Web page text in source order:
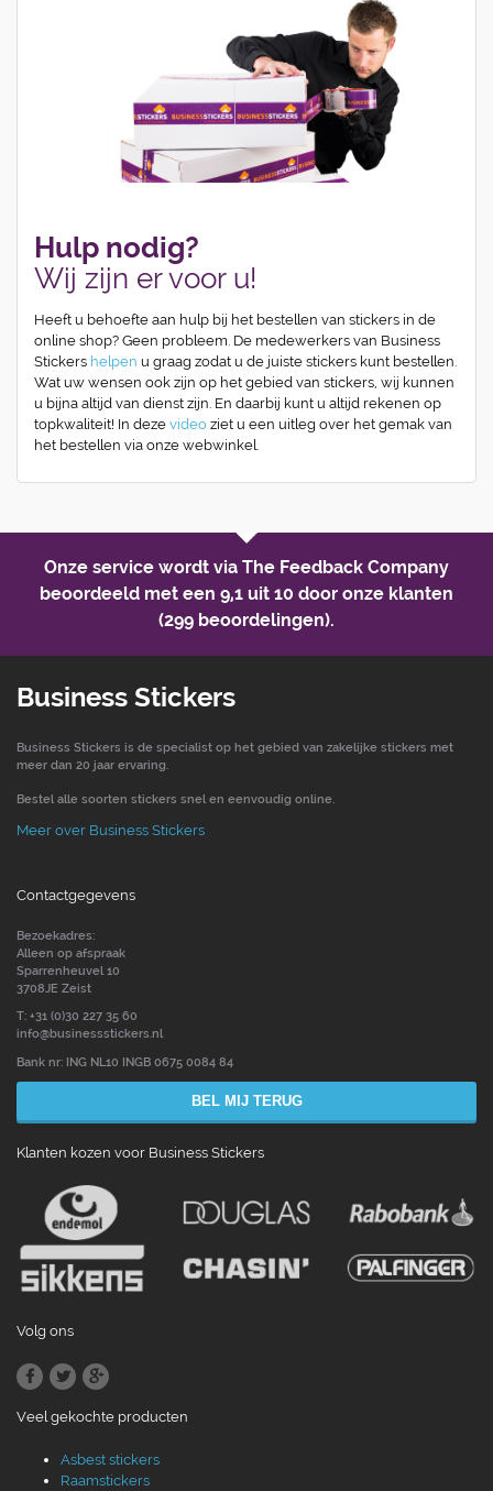
Hulp nodig?
Wij zijn er voor u!
Heeft u behoefte aan hulp bij het bestellen van stickers in de
online shop? Geen probleem. De medewerkers van Business
Stickers helpen u graag zodat u de juiste stickers kunt bestellen.
Wat uw wensen ook zijn op het gebied van stickers, wij kunnen
u bijna altijd van dienst zijn. En daarbij kunt u altijd rekenen op
topkwaliteit! In deze video ziet u een uitleg over het gemak van
het bestellen via onze webwinkel.
Onze service wordt via The Feedback Company
beoordeeld met een 9,1 uit 10 door onze klanten
(299 beoordelingen).
Business Stickers
Business Stickers is de specialist op het gebied van zakelijke stickers met
meer dan 20 jaar ervaring.
Bestel alle soorten stickers snel en eenvoudig online.
Meer over Business Stickers
Contactgegevens
Bezoekadres:
Alleen op afspraak
Sparrenheuvel 10
3708JE Zeist
T: +31 (0)30 227 35 60
info@businessstickers.nl
Bank nr: ING NL10 INGB 0675 0084 84
BEL MIJ TERUG
Klanten kozen voor Business Stickers
Volg ons
Veel gekochte producten
Asbest stickers
Raamstickers